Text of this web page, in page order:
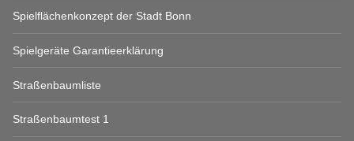
Spielflächenkonzept der Stadt Bonn
Spielgeräte Garantieerklärung
Straßenbaumliste
Straßenbaumtest 1